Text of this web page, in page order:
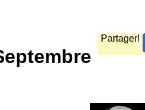
Partager!